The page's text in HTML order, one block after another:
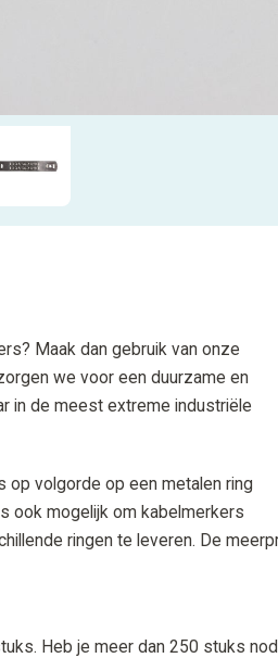
Maak dan gebruik van onze
we voor een duurzame en
in de meest extreme industriële
op volgorde op een metalen ring
ook mogelijk om kabelmerkers
ringen te leveren. De
Heb je meer dan 250 stuks